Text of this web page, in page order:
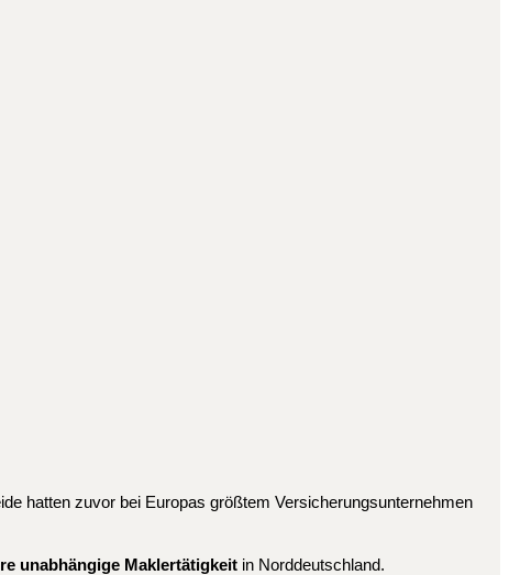
hatten zuvor bei Europas größtem Versicherungsunternehmen
unabhängige Maklertätigkeit in Norddeutschland.